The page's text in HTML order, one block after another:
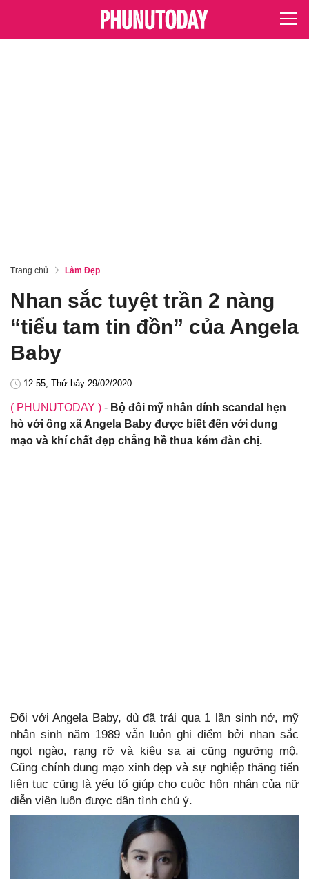
Trang chủ Làm Đẹp
Nhan sắc tuyệt trần 2 nàng
“tiểu tam tin đồn” của Angela
Baby
12:55, Thứ bảy 29/02/2020
( PHUNUTODAY ) - Bộ đôi mỹ nhân dính scandal hẹn
hò với ông xã Angela Baby được biết đến với dung
mạo và khí chất đẹp chẳng hề thua kém đàn chị.
Đối với Angela Baby, dù đã trải qua 1 lần sinh nở, mỹ
nhân sinh năm 1989 vẫn luôn ghi điểm bởi nhan sắc
ngọt ngào, rạng rỡ và kiêu sa ai cũng ngưỡng mộ.
Cũng chính dung mạo xinh đẹp và sự nghiệp thăng tiến
liên tục cũng là yếu tố giúp cho cuộc hôn nhân của nữ
diễn viên luôn được dân tình chú ý.